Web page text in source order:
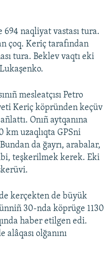
naqliyat vastası tura.
çoq. Keriç tarafından
tura. Beklev vaqtı eki
mesleatçısı Petro
Keriç köpründen keçüv
Onıñ aytqanına
uzaqlıqta GPSni
da ğayrı, arabalar,
teşkerilmek kerek. Eki
kerçekten de büyük
30-nda köprüge 1130
haber etilgen edi.
olğanını